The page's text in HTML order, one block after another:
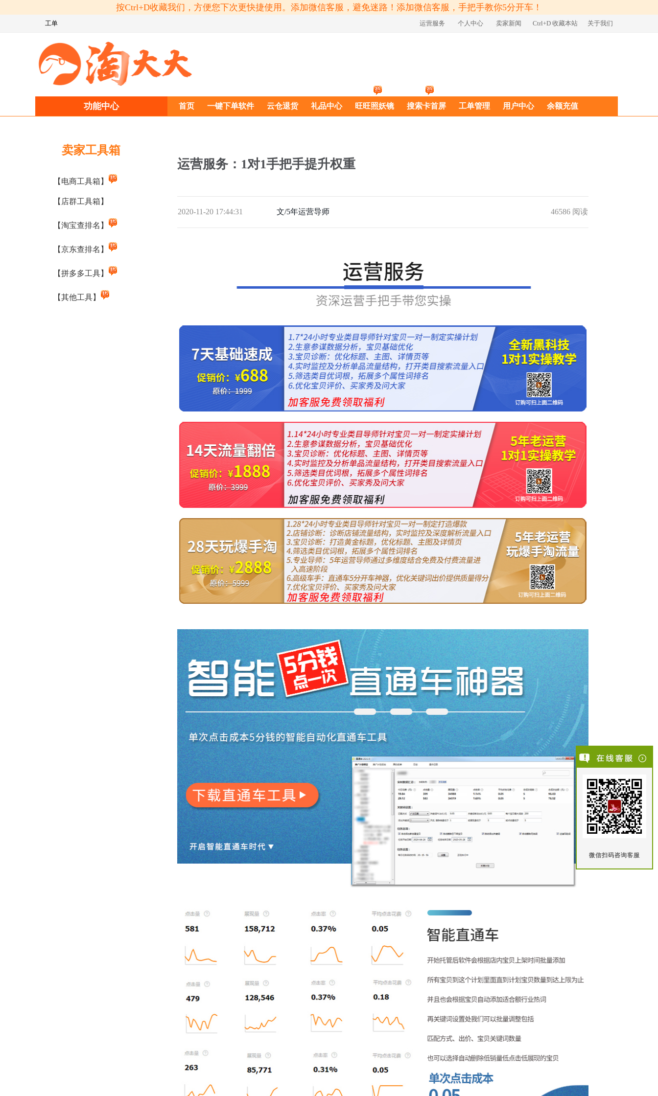
按Ctrl+D收藏我们，方便您下次更快捷使用。添加微信客服，避免迷路！添加微信客服，手把手教你5分开车！
工单 运营服务 个人中心 卖家新闻 Ctrl+D 收藏本站 关于我们
功能中心 首页 一键下单软件 云仓退货 礼品中心 旺旺照妖镜 搜索卡首屏 工单管理 用户中心 余额充值
卖家工具箱
【电商工具箱】
【店群工具箱】
【淘宝查排名】
【京东查排名】
【拼多多工具】
【其他工具】
运营服务：1对1手把手提升权重
2020-11-20 17:44:31 文/5年运营导师 46586 阅读
微信扫码咨询客服